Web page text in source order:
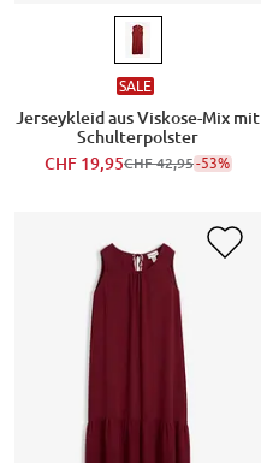
SALE
Jerseykleid aus Viskose-Mix mit
Schulterpolster
CHF 19,95CHF 42,95-53%